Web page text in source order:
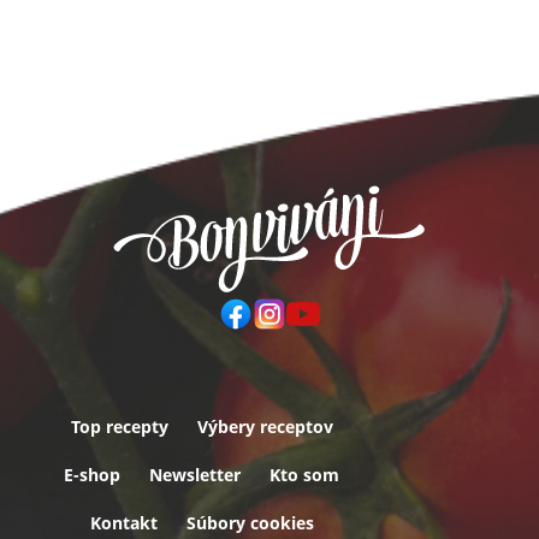
Top recepty Výbery receptov
E-shop Newsletter Kto som
Kontakt Súbory cookies